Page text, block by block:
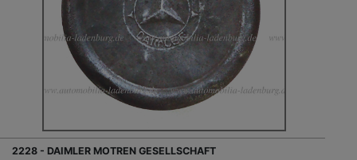
2228 - DAIMLER MOTREN GESELLSCHAFT